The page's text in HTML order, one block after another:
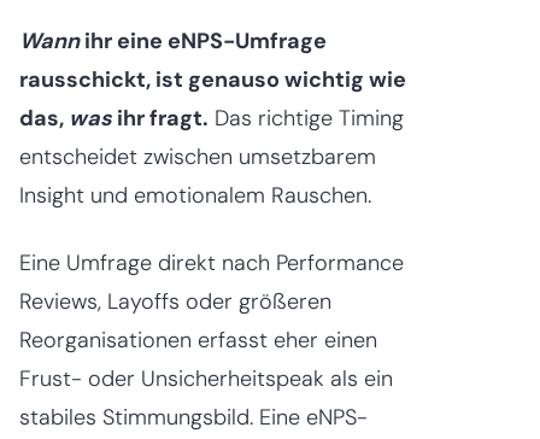
Wannihr eine eNPS-Umfrage
rausschickt, ist genauso wichtig wie
das, was ihr fragt. Das richtige Timing
entscheidet zwischen umsetzbarem
Insight und emotionalem Rauschen.
Eine Umfrage direkt nach Performance
Reviews, Layoffs oder größeren
Reorganisationen erfasst eher einen
Frust- oder Unsicherheitspeak als ein
stabiles Stimmungsbild. Eine eNPS-